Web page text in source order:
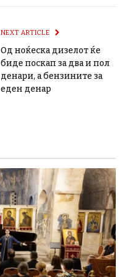
NEXT ARTICLE
Од ноќеска дизелот ќе
биде поскап за два и пол
денари, а бензините за
еден денар